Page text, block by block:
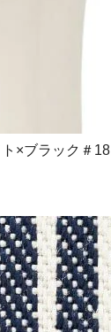
×ブラック＃18